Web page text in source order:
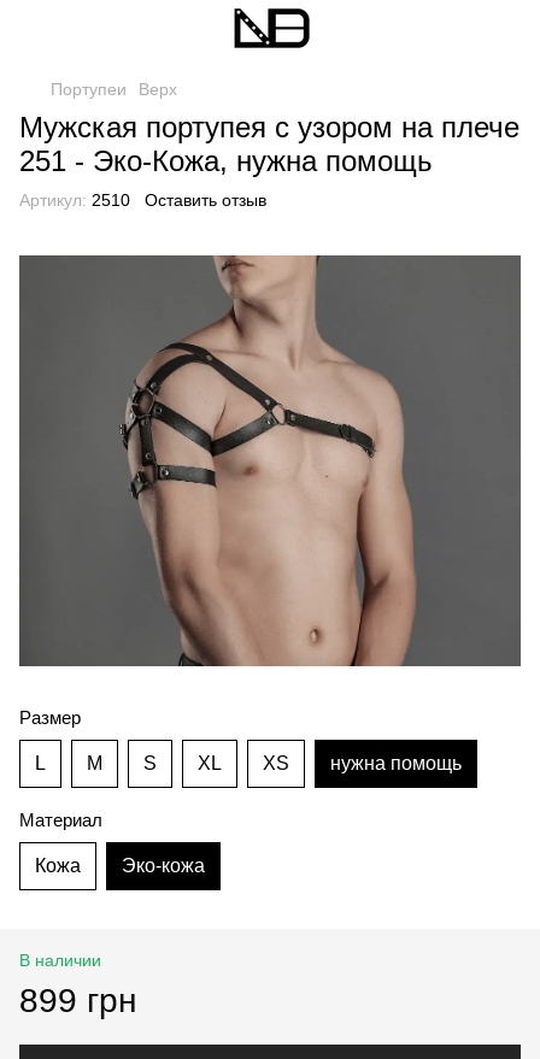
Портупеи Верх
Мужская портупея с узором на плече
251 - Эко-Кожа, нужна помощь
Артикул: 2510 Оставить отзыв
Размер
L M S XL XS нужна помощь
Материал
Кожа Эко-кожа
В наличии
899 грн